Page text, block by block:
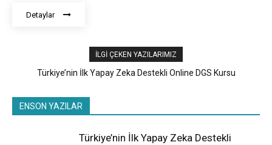
Detaylar
İLGI ÇEKEN YAZILARIMIZ
Türkiye’nin İlk Yapay Zeka Destekli Online DGS Kursu
ENSON YAZILAR
ALES DGS DUS
EUS
KPSS
Scholastic Aptitude Test
STS Diş Hekimliği
STS Eczacılık
Türkiye’nin İlk Yapay Zeka Destekli